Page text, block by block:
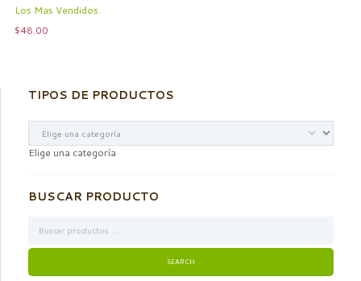
Los Mas Vendidos
$48.00
TIPOS DE PRODUCTOS
Elige una categoría
BUSCAR PRODUCTO